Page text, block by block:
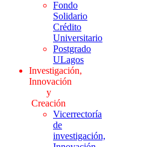
Fondo
Solidario
Crédito
Universitario
Postgrado
ULagos
Investigación,
Innovación
y
Creación
Vicerrectoría
de
investigación,